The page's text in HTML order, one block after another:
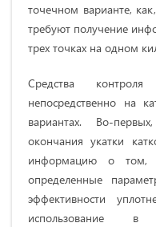
точечном варианте,
требуют получение
трех точках на одном
Средства контроля
непосредственно на
вариантах. Во-
окончания укатки
информацию о том,
определенные
эффективности
использование в